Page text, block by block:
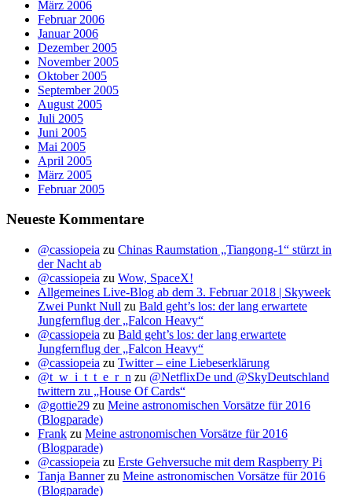
März 2006
Februar 2006
Januar 2006
Dezember 2005
November 2005
Oktober 2005
September 2005
August 2005
Juli 2005
Juni 2005
Mai 2005
April 2005
März 2005
Februar 2005
Neueste Kommentare
@cassiopeia zu Chinas Raumstation „Tiangong-1“ stürzt in
der Nacht ab
@cassiopeia zu Wow, SpaceX!
Allgemeines Live-Blog ab dem 3. Februar 2018 | Skyweek
Zwei Punkt Null zu Bald geht’s los: der lang erwartete
Jungfernflug der „Falcon Heavy“
@cassiopeia zu Bald geht’s los: der lang erwartete
Jungfernflug der „Falcon Heavy“
@cassiopeia zu Twitter – eine Liebeserklärung
@t_w_i_t_t_e_r_n zu @NetflixDe und @SkyDeutschland
twittern zu „House Of Cards“
@gottie29 zu Meine astronomischen Vorsätze für 2016
(Blogparade)
Frank zu Meine astronomischen Vorsätze für 2016
(Blogparade)
@cassiopeia zu Erste Gehversuche mit dem Raspberry Pi
Tanja Bannerzu Meine astronomischen Vorsätze für 2016
(Blogparade)